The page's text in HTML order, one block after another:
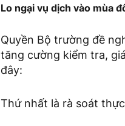
Lo ngại vụ dịch vào mùa
Quyền Bộ trường đề
tăng cường kiểm tra,
đây:
Thứ nhất là rà soát